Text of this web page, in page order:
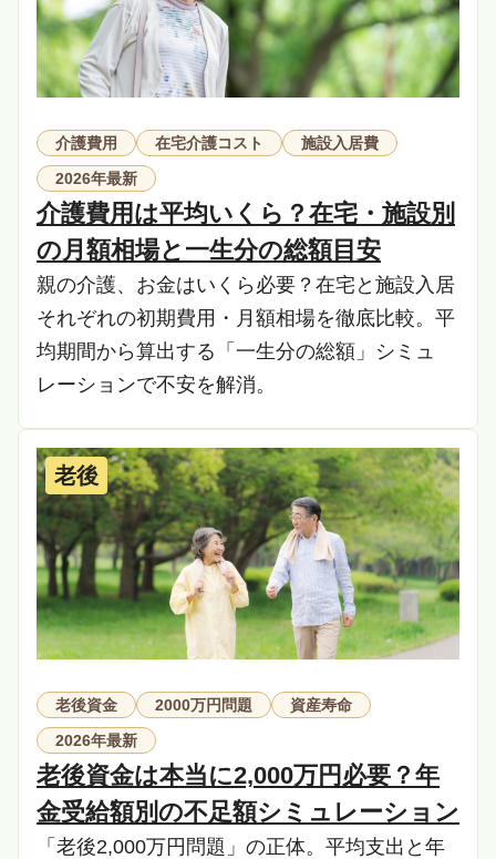
介護費用 在宅介護コスト
施設入居費
2026年最新
介護費用は平均いくら？在宅・施設別
の月額相場と一生分の総額目安
親の介護、お金はいくら必要？在宅と施設入居
それぞれの初期費用・月額相場を徹底比較。平
均期間から算出する「一生分の総額」シミュ
レーションで不安を解消。
老後
老後資金 2000万円問題
資産寿命
2026年最新
老後資金は本当に2,000万円必要？年
金受給額別の不足額シミュレーション
「老後2,000万円問題」の正体。平均支出と年